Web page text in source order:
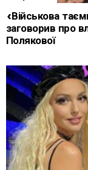
«Військова
заговорив про
Полякової